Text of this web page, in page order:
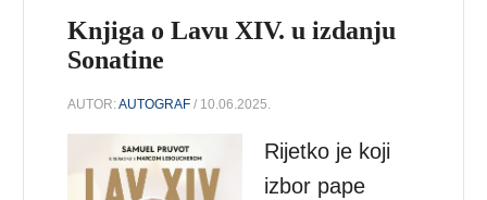
Knjiga o Lavu XIV. u izdanju
Sonatine
AUTOR:AUTOGRAF / 10.06.2025.
Rijetko je koji
izbor pape